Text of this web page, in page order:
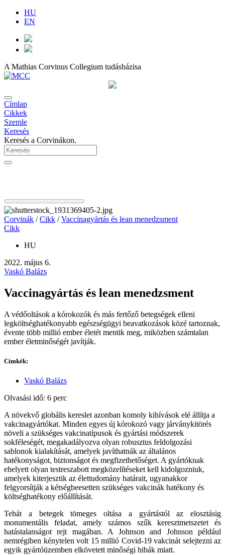
HU
EN
A Mathias Corvinus Collegium tudásbázisa
Címlap
Cikkek
Szemle
Keresés
Keresés a Corvinákon.
Corvinák /Cikk /Vaccinagyártás és lean menedzsment
Cikk
HU
2022. május 6.
Vaskó Balázs
Vaccinagyártás és lean menedzsment
A védőoltások a kórokozók és más fertőző betegségek elleni
legköltséghatékonyabb egészségügyi beavatkozások közé tartoznak,
évente több millió ember életét mentik meg, miközben számtalan
ember életminőségét javítják.
Címkék:
Vaskó Balázs
Olvasási idő: 6 perc
A növekvő globális kereslet azonban komoly kihívások elé állítja a
vakcinagyártókat. Minden egyes új kórokozó vagy járványkitörés
növeli a szükséges vakcinatípusok és gyártási módszerek
sokféleségét, megakadályozva olyan robusztus feldolgozási
sablonok kialakítását, amelyek javíthatnák az általános
hatékonyságot, biztonságot és megfizethetőséget. A gyártóknak
ehelyett olyan testreszabott megközelítéseket kell kidolgozniuk,
amelyek kiterjesztik az élettudomány határait, ugyanakkor
felgyorsítják a kétségbeesetten szükséges vakcinák hatékony és
költséghatékony előállítását.
Tehát a betegek tömeges oltása a gyártástól az elosztásig
monumentális feladat, amely számos szűk keresztmetszetet és
hatástalanságot rejt magában. A Johnson and Johnson például
nemrégiben kénytelen volt 15 millió Covid-19 vakcinát selejtezni az
egyik gyártóüzemben elkövetett minőségi hibák miatt.